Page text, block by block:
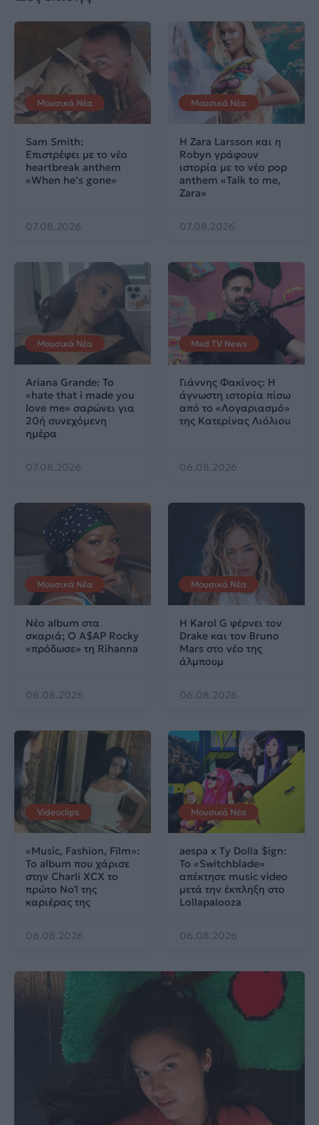
Μουσικά Νέα
Sam Smith:
Επιστρέφει με το νέο
heartbreak anthem
«When he’s gone»
07.08.2026
Μουσικά Νέα
Η Zara Larsson και η
Robyn γράφουν
ιστορία με το νέο pop
anthem «Talk to me,
Zara»
07.08.2026
Μουσικά Νέα
Ariana Grande: Το
«hate that i made you
love me» σαρώνει για
20ή συνεχόμενη
ημέρα
07.08.2026
Mad TV News
Γιάννης Φακίνος: Η
άγνωστη ιστορία πίσω
από το «Λογαριασμό»
της Κατερίνας Λιόλιου
06.08.2026
Μουσικά Νέα
Νέο album στα
σκαριά; Ο A$AP Rocky
«πρόδωσε» τη Rihanna
06.08.2026
Μουσικά Νέα
Η Karol G φέρνει τον
Drake και τον Bruno
Mars στο νέο της
άλμπουμ
06.08.2026
Videoclips
«Music, Fashion, Film»:
Το album που χάρισε
στην Charli XCX το
πρώτο No1 της
καριέρας της
06.08.2026
Μουσικά Νέα
aespa x Ty Dolla $ign:
Το «Switchblade»
απέκτησε music video
μετά την έκπληξη στο
Lollapalooza
06.08.2026